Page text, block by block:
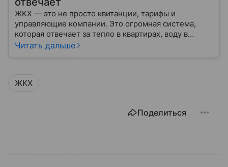
ЖКХ — это не просто квитанции, тарифы и
управляющие компании. Это огромная система,
которая отвечает за тепло в квартирах, воду в
кране, освещение улиц и чистоту во дворах.
Читать дальше
ЖКХ
Поделиться